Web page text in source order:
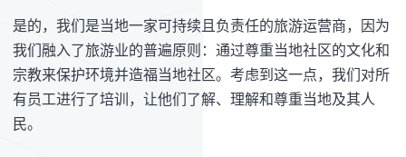
是的，我们是当地一家可持续且负责任的旅游运营商，因为
我们融入了旅游业的普遍原则：通过尊重当地社区的文化和
宗教来保护环境并造福当地社区。考虑到这一点，我们对所
有员工进行了培训，让他们了解、理解和尊重当地及其人
民。